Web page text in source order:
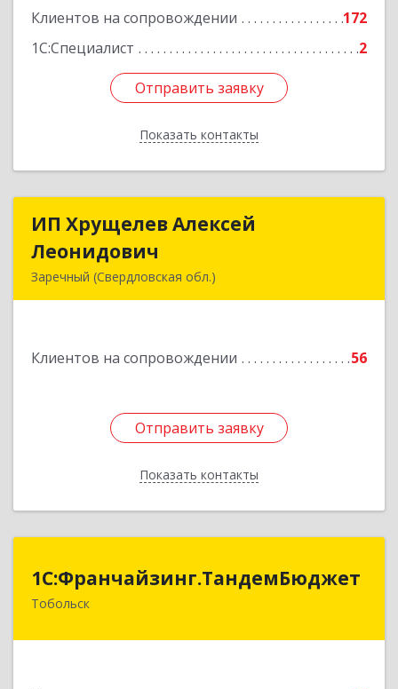
Клиентов на сопровождении
172
1С:Специалист
2
Отправить заявку
Показать контакты
Отправить заявку
Назад
ИП Хрущелев Алексей
Леонидович
Заречный (Свердловская обл.)
Клиентов на сопровождении 56
Отправить заявку
Показать контакты
ИП Хрущелев Алексей
Подробнее
Отправить заявку
Назад
1С:Франчайзинг.ТандемБюджет
Тобольск
1С:Франчайзинг.ТандемБюджет